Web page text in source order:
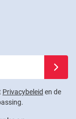
Privacybeleid en de